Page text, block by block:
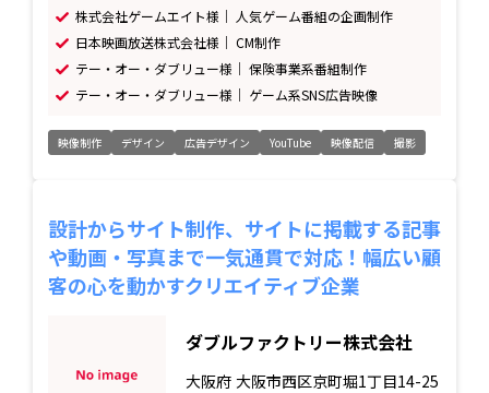
株式会社ゲームエイト様｜ 人気ゲーム番組の企画制作
日本映画放送株式会社様｜ CM制作
テー・オー・ダブリュー様｜ 保険事業系番組制作
テー・オー・ダブリュー様｜ ゲーム系SNS広告映像
映像制作 デザイン 広告デザイン YouTube 映像配信 撮影
設計からサイト制作、サイトに掲載する記事
や動画・写真まで一気通貫で対応！幅広い顧
客の心を動かすクリエイティブ企業
ダブルファクトリー株式会社
大阪府 大阪市西区京町堀1丁目14-25